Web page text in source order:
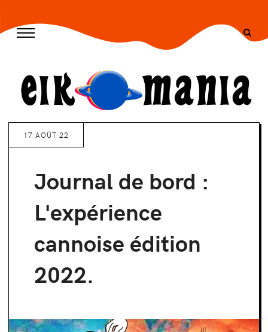
17 AOÛT 22
Journal de bord :
L'expérience
cannoise édition
2022.